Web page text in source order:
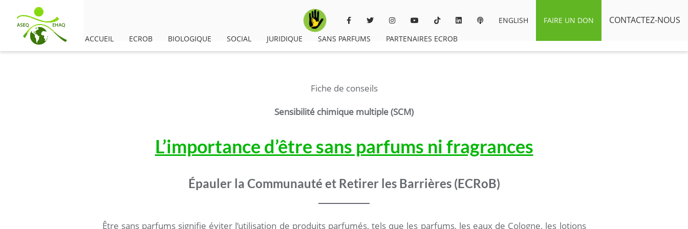
ACCUEIL ECROB BIOLOGIQUE SOCIAL JURIDIQUE SANS PARFUMS PARTENAIRES ECROB
ENGLISH FAIRE UN DON CONTACTEZ-NOUS
Fiche de conseils
Sensibilité chimique multiple (SCM)
L’importance d’être sans parfums ni fragrances
Épauler la Communauté et Retirer les Barrières (ECRoB)
Être sans parfums signifie éviter l’utilisation de produits parfumés, tels que les parfums, les eaux de Cologne, les lotions